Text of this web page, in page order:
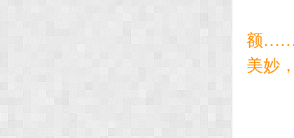
额……
美妙